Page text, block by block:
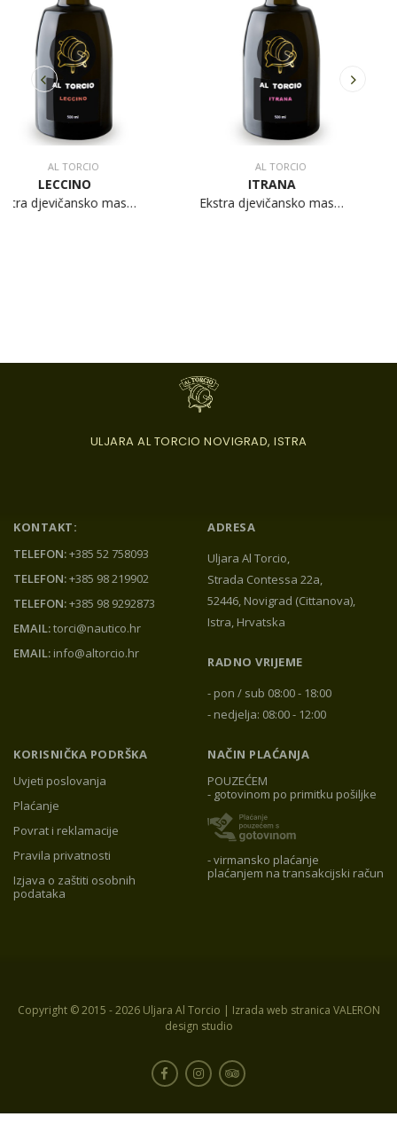
AL TORCIO
LECCINO
djevičansko maslinovo ulje
AL TORCIO
ITRANA
Ekstra djevičansko maslinovo ulje
ULJARA AL TORCIO NOVIGRAD, ISTRA
KONTAKT:
TELEFON:+385 52 758093
TELEFON:+385 98 219902
TELEFON:+385 98 9292873
EMAIL:torci@nautico.hr
EMAIL: info@altorcio.hr
ADRESA
Uljara Al Torcio,
Strada Contessa 22a,
52446, Novigrad (Cittanova),
Istra, Hrvatska
RADNO VRIJEME
- pon / sub 08:00 - 18:00
- nedjelja: 08:00 - 12:00
KORISNIČKA PODRŠKA
Uvjeti poslovanja
Plaćanje
Povrat i reklamacije
Pravila privatnosti
Izjava o zaštiti osobnih
podataka
NAČIN PLAĆANJA
POUZEĆEM
- gotovinom po primitku pošiljke
- virmansko plaćanje
plaćanjem na transakcijski račun
Copyright © 2015 -2026 Uljara Al Torcio | Izrada web stranica VALERON
design studio